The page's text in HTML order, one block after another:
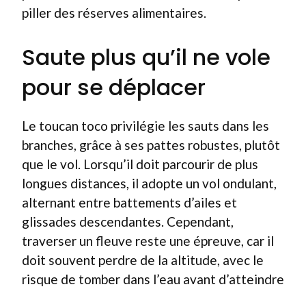
piller des réserves alimentaires.
Saute plus qu’il ne vole
pour se déplacer
Le toucan toco privilégie les sauts dans les
branches, grâce à ses pattes robustes, plutôt
que le vol. Lorsqu’il doit parcourir de plus
longues distances, il adopte un vol ondulant,
alternant entre battements d’ailes et
glissades descendantes. Cependant,
traverser un fleuve reste une épreuve, car il
doit souvent perdre de la altitude, avec le
risque de tomber dans l’eau avant d’atteindre